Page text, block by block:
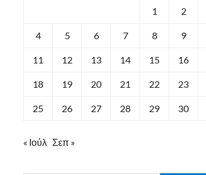
1 2
4 5 6 7 8 9
11 12 13 14 15 16
18 19 20 21 22 23
25 26 27 28 29 30
« Ιούλ Σεπ »